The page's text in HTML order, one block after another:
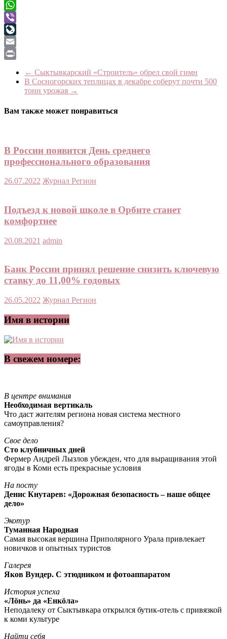
Telegram
WhatsApp
Viber
LiveJournal
Email
← Сыктывкарский «Строитель» обрел свой гимн
В Сосногорских теплицах в декабре соберут почти 500
тонн урожая →
Вам также может понравиться
В России появится День среднего
профессионального образования
26.07.2022 Журнал Регион
Подъезд к новой школе в Орбите станет
комфортнее
20.08.2021 admin
Банк России принял решение снизить ключевую
ставку до 11,00% годовых
26.05.2022 Журнал Регион
Имя в истории
В свежем номере:
В центре внимания
Необходимая вертикаль
Что даст жителям региона новая система местного
самоуправления?
Свое дело
Сто клубничных дней
Фермер Андрей Лызлов убежден, что для выращивания этой
ягоды в Коми есть прекрасные условия
На посту
Денис Кнутарев: «Дорожная безопасность – наше общее
дело»
Экотур
Туманная Народная
Самая высокая вершина Приполярного Урала привлекает
новичков и опытных туристов
Галерея
Яков Вундер. С этюдником и фотоаппаратом
История успеха
«Лöнь» да «Енкöла»
Неподалеку от Сыктывкара открылся бутик-отель с привязкой
к коми культуре
Найти себя